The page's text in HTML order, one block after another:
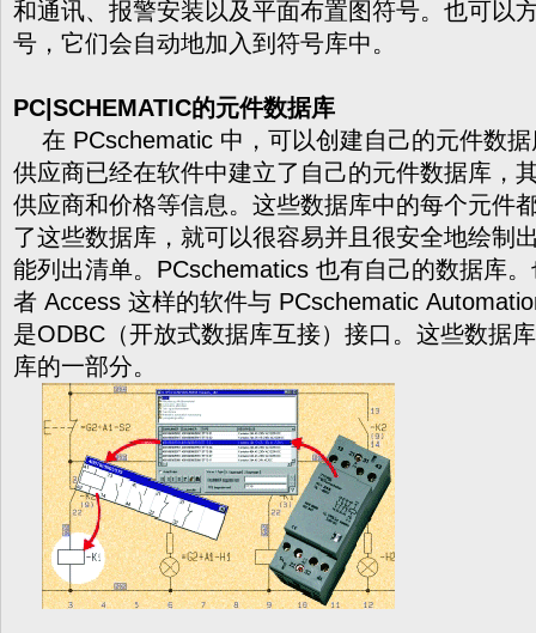
和通讯、报警安装以及平面布置图符号。也可以
号，它们会自动地加入到符号库中。
PC|SCHEMATIC的元件数据库
在 PCschematic 中，可以创建自己的元件数
供应商已经在软件中建立了自己的元件数据库，
供应商和价格等信息。这些数据库中的每个元件
了这些数据库，就可以很容易并且很安全地绘制
能列出清单。PCschematics 也有自己的数据库
者 Access 这样的软件与 PCschematic
是ODBC（开放式数据库互接）接口。这些数据
库的一部分。